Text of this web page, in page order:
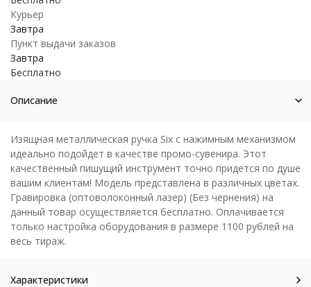
Курьер
Завтра
Пункт выдачи заказов
Завтра
Бесплатно
Описание
Изящная металлическая ручка Six с нажимным механизмом
идеально подойдет в качестве промо-сувенира. Этот
качественный пишущий инструмент точно придется по душе
вашим клиентам! Модель представлена в различных цветах.
Гравировка (оптоволоконный лазер) (Без чернения) на
данный товар осуществляется бесплатно. Оплачивается
только настройка оборудования в размере 1100 рублей на
весь тираж.
Характеристики